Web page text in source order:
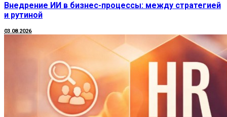
Внедрение ИИ в бизнес-процессы: между стратегией
и рутиной
03.08.2026